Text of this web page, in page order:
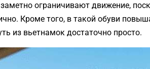
ограничивают движение,
Кроме того, в такой обуви
из вьетнамок достаточно просто.